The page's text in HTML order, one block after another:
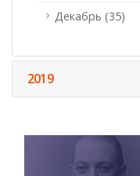
Декабрь (35)
2019